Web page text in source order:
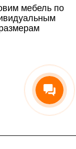
30 дней с
мебель по